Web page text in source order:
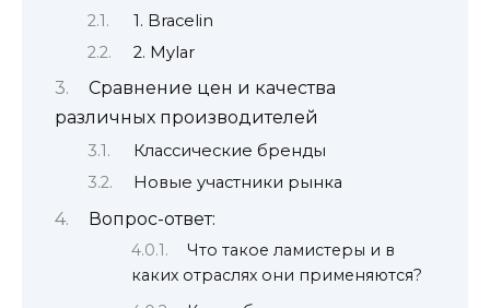
1. Bracelin
2. Mylar
Сравнение цен и качества
различных производителей
Классические бренды
Новые участники рынка
Вопрос-ответ:
Что такое ламистеры и в
каких отраслях они применяются?